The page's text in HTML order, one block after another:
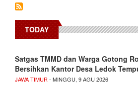
TODAY
Satgas TMMD dan Warga Gotong
Bersihkan Kantor Desa Ledok
JAWA TIMUR - MINGGU, 9 AGU 2026